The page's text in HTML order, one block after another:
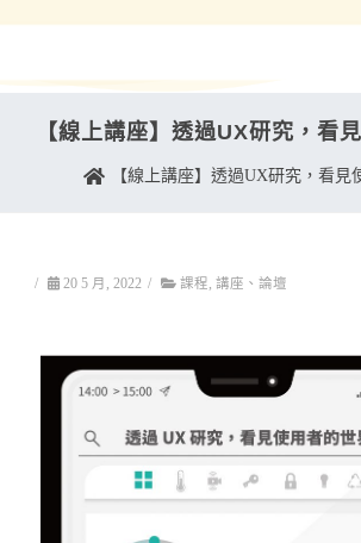
【線上講座】透過UX研究，看
【線上講座】透過UX研究，看見
/ 20 5 月, 2022 / 課程 講座、論壇